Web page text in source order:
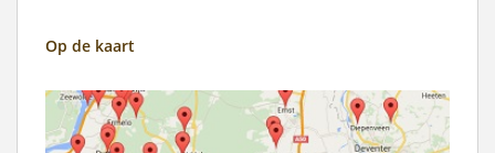
Op de kaart